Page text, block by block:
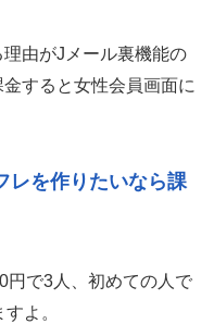
由がJメール裏機能の
すると女性会員画面に
レを作りたいなら課
円で3人、初めての人で
よ。